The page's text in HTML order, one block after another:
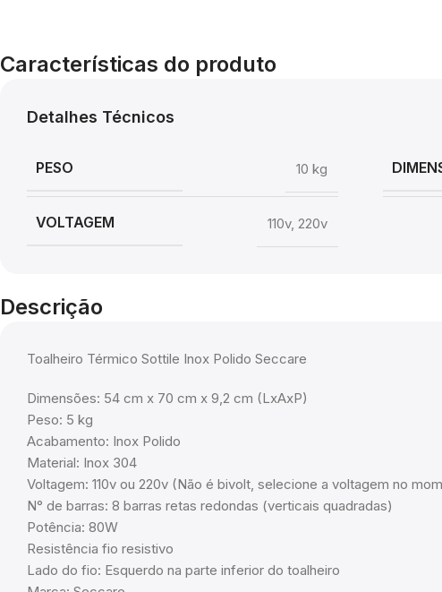
Características do produto
Detalhes Técnicos
PESO 10 kg
VOLTAGEM 110v, 220v
Descrição
Toalheiro Térmico Sottile Inox Polido Seccare
Dimensões: 54 cm x 70 cm x 9,2 cm (LxAxP)
Peso: 5 kg
Acabamento: Inox Polido
Material: Inox 304
Voltagem: 110v ou 220v (Não é bivolt, selecione a voltagem no
N° de barras: 8 barras retas redondas (verticais quadradas)
Potência: 80W
Resistência fio resistivo
Lado do fio: Esquerdo na parte inferior do toalheiro